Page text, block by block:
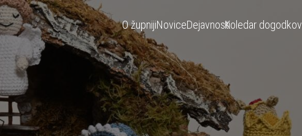
O župnijiNoviceDejavnostiKoledar dogodkov